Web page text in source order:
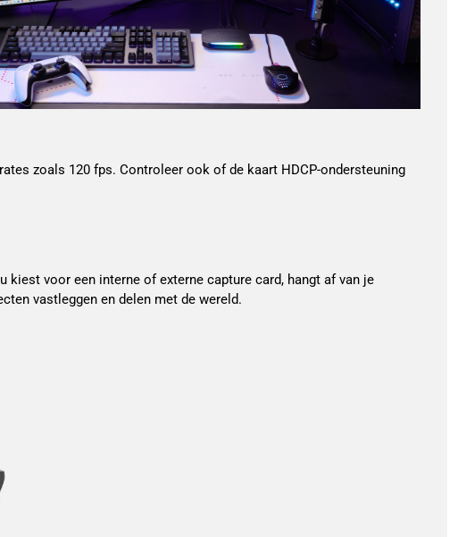
zoals 120 fps. Controleer ook of de kaart HDCP-ondersteuning
kiest voor een interne of externe capture card, hangt af van je
vastleggen en delen met de wereld.